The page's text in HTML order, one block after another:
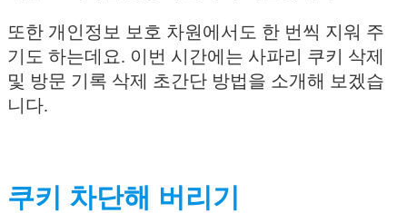
또한 개인정보 보호 차원에서도 한 번씩 지워 주
기도 하는데요. 이번 시간에는 사파리 쿠키 삭제
및 방문 기록 삭제 초간단 방법을 소개해 보겠습
니다.
쿠키 차단해 버리기